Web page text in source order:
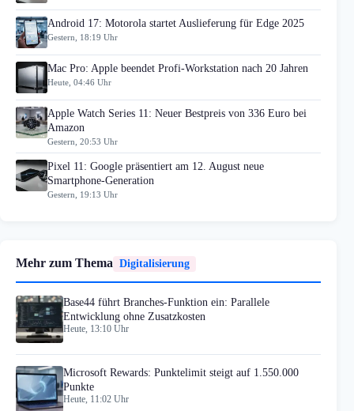
Android 17: Motorola startet Auslieferung für Edge 2025
Gestern, 18:19 Uhr
Mac Pro: Apple beendet Profi-Workstation nach 20 Jahren
Heute, 04:46 Uhr
Apple Watch Series 11: Neuer Bestpreis von 336 Euro bei
Amazon
Gestern, 20:53 Uhr
Pixel 11: Google präsentiert am 12. August neue
Smartphone-Generation
Gestern, 19:13 Uhr
Mehr zum Thema Digitalisierung
Base44 führt Branches-Funktion ein: Parallele
Entwicklung ohne Zusatzkosten
Heute, 13:10 Uhr
Microsoft Rewards: Punktelimit steigt auf 1.550.000
Punkte
Heute, 11:02 Uhr